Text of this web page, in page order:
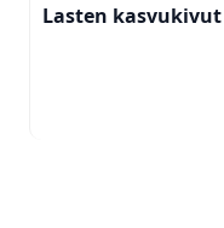
Lasten kasvukivut